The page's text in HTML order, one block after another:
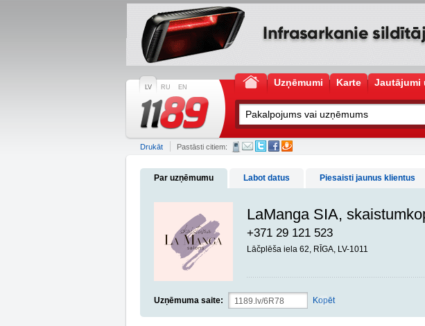
LV RU EN Uzņēmumi Karte Jautājumi
Drukāt Pastāsti citiem:
Par uzņēmumu Labot datus Piesaisti jaunus klientus
LaManga SIA,
+371 29 121 523
Lāčplēša iela 62, RĪGA, LV-1011
Uzņēmuma saite: Kopēt